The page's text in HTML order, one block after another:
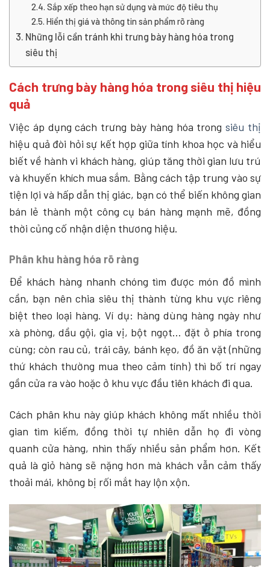
Sắp xếp theo hạn sử dụng và mức độ tiêu thụ
Hiển thị giá và thông tin sản phẩm rõ ràng
Những lỗi cần tránh khi trưng bày hàng hóa trong
siêu thị
Cách trưng bày hàng hóa trong siêu thị hiệu
quả
Việc áp dụng cách trưng bày hàng hóa trongsiêu thị
hiệu quả đòi hỏi sự kết hợp giữa tính khoa học và hiểu
biết về hành vi khách hàng, giúp tăng thời gian lưu trú
và khuyến khích mua sắm. Bằng cách tập trung vào sự
tiện lợi và hấp dẫn thị giác, bạn có thể biến không gian
bán lẻ thành một công cụ bán hàng mạnh mẽ, đồng
thời củng cố nhận diện thương hiệu.
Phân khu hàng hóa rõ ràng
Để khách hàng nhanh chóng tìm được món đồ mình
cần, bạn nên chia siêu thị thành từng khu vực riêng
biệt theo loại hàng. Ví dụ: hàng dùng hàng ngày như
xà phòng, dầu gội, gia vị, bột ngọt… đặt ở phía trong
cùng; còn rau củ, trái cây, bánh kẹo, đồ ăn vặt (những
thứ khách thường mua theo cảm tính) thì bố trí ngay
gần cửa ra vào hoặc ở khu vực đầu tiên khách đi qua.
Cách phân khu này giúp khách không mất nhiều thời
gian tìm kiếm, đồng thời tự nhiên dẫn họ đi vòng
quanh cửa hàng, nhìn thấy nhiều sản phẩm hơn. Kết
quả là giỏ hàng sẽ nặng hơn mà khách vẫn cảm thấy
thoải mái, không bị rối mắt hay lộn xộn.